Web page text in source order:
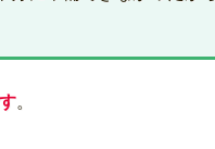
。